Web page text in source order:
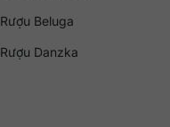
Rượu Beluga
Rượu Danzka